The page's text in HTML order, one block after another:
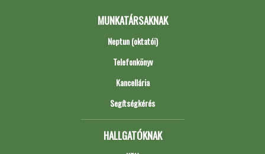
MUNKATÁRSAKNAK
Neptun (oktatói)
Telefonkönyv
Kancellária
Segítségkérés
HALLGATÓKNAK